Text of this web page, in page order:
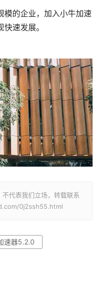
模的企业，加入小牛加速
速发展。
代表我们立场，转载联系
0j2ssh55.html
速器5.2.0